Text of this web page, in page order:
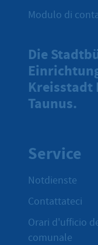
Modulo di
Die
Kreisstadt
Taunus.
Service
Notdienste
Contattateci
Orari d'ufficio
comunale